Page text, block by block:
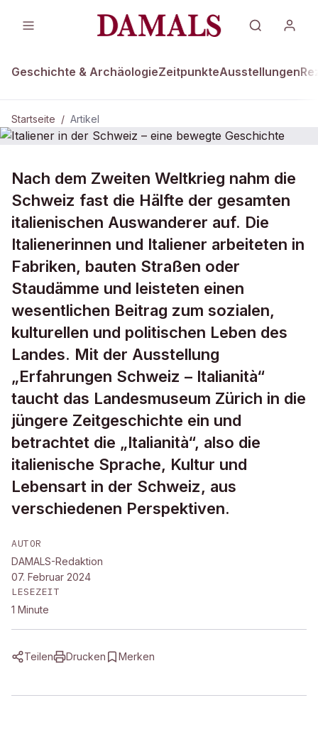
Geschichte & ArchäologieZeitpunkteAusstellungen
Startseite / Artikel
Italiener in der Schweiz – eine
bewegte Geschichte
Nach dem Zweiten Weltkrieg nahm die
Schweiz fast die Hälfte der gesamten
italienischen Auswanderer auf. Die
Italienerinnen und Italiener arbeiteten in
Fabriken, bauten Straßen oder
Staudämme und leisteten einen
wesentlichen Beitrag zum sozialen,
kulturellen und politischen Leben des
Landes. Mit der Ausstellung
„Erfahrungen Schweiz – Italianità“
taucht das Landesmuseum Zürich in die
jüngere Zeitgeschichte ein und
betrachtet die „Italianità“, also die
italienische Sprache, Kultur und
Lebensart in der Schweiz, aus
verschiedenen Perspektiven.
AUTOR
DAMALS-Redaktion
07. Februar 2024
LESEZEIT
1 Minute
Teilen Drucken Merken